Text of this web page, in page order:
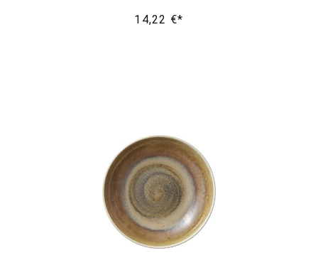
14,22 €*